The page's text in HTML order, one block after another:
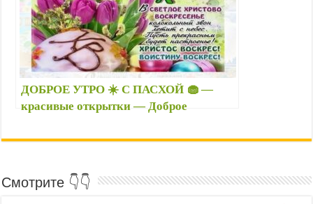
ДОБРОЕ УТРО ☀️ С ПАСХОЙ 🧁 —
красивые открытки — Доброе
надписями и пожеланиями
Смотрите 👇👇